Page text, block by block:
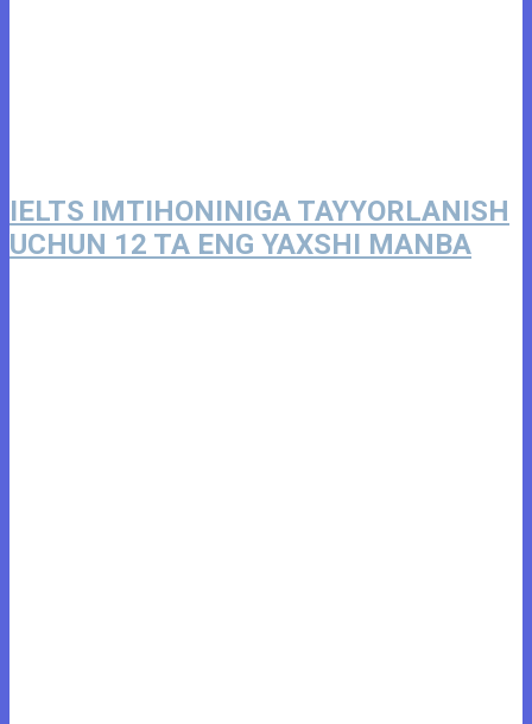
IELTS IMTIHONINIGA TAYYORLANISH
UCHUN 12 TA ENG YAXSHI MANBA